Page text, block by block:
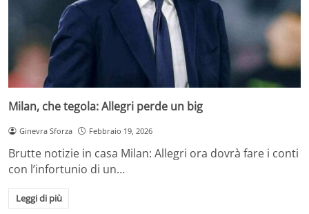
Milan, che tegola: Allegri perde un big
Ginevra Sforza Febbraio 19, 2026
Brutte notizie in casa Milan: Allegri ora dovrà fare i conti
con l’infortunio di un…
Leggi di più